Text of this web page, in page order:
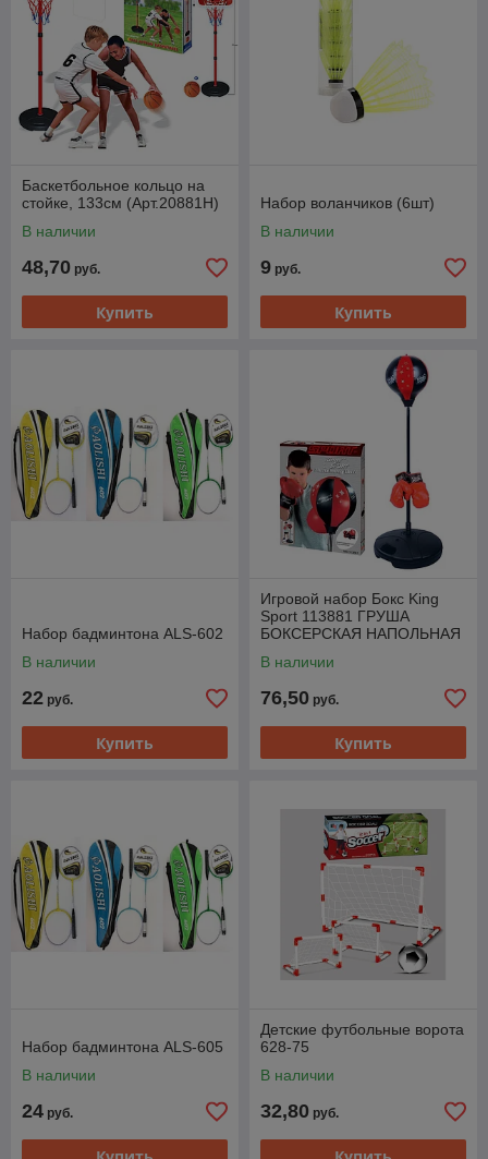
Баскетбольное кольцо на
стойке, 133см (Арт.20881H)
В наличии
48,70 руб.
Купить
Набор воланчиков (6шт)
В наличии
9 руб.
Купить
Набор бадминтона ALS-602
В наличии
22 руб.
Купить
Игровой набор Бокс King
Sport 113881 ГРУША
БОКСЕРСКАЯ НАПОЛЬНАЯ
В наличии
76,50 руб.
Купить
Набор бадминтона ALS-605
В наличии
24 руб.
Детские футбольные ворота
628-75
В наличии
32,80 руб.